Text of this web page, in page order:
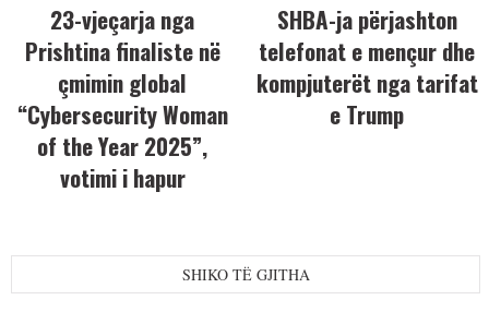
23-vjeçarja nga
Prishtina finaliste në
çmimin global
“Cybersecurity Woman
of the Year 2025”,
votimi i hapur
SHBA-ja përjashton
telefonat e mençur dhe
kompjuterët nga tarifat
e Trump
SHIKO TË GJITHA